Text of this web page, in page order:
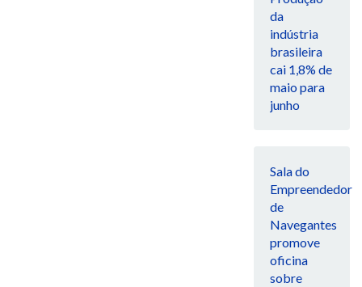
da
indústria
brasileira
cai 1,8% de
maio para
junho
Sala do
Empreendedor
de
Navegantes
promove
oficina
sobre